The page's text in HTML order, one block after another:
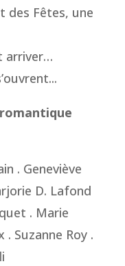
des Fêtes, une
arriver…
. Geneviève
D. Lafond
. Marie
. Suzanne Roy .